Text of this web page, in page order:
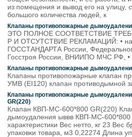
из помещения и вывод его на улицу,
большого количества людей, к
Клапаны противопожарные
ЭТО ПОЛНОЕ СООТВЕТСТВИЕ
Р И ОТСУТСТВИЕ РЕКЛАМАЦИЙ: •
ГОССТАНДАРТА России,
Госстроя России, ВНИИПО МЧС РФ, •
Клапаны противопожарные
Клапаны противопожарные клапан
УМВ (EI120) клапан противодымной
Клапаны противопожарные
GR(220)
Клапан КВП-МС-600*800 GR(220)
дымоудаления ыввв КВП-МС-600*800
характеристики Вес нетто, кг 23 Вес
упаковки товара, м3 0,22274 Длина